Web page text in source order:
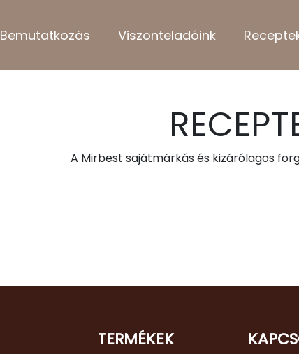
Bemutatkozás Viszonteladóink
A Mirbest sajátmárkás és kizárólagos
TERMÉKEK